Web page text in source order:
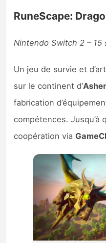
RuneScape:
Nintendo Switch 2 – 15
Un jeu de survie et
sur le continent d’
fabrication
compétences. Jusqu’à
coopération via